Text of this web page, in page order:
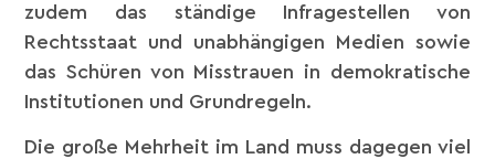
zudem das ständige Infragestellen von
Rechtsstaat und unabhängigen Medien sowie
das Schüren von Misstrauen in demokratische
Institutionen und Grundregeln.
Die große Mehrheit im Land muss dagegen viel